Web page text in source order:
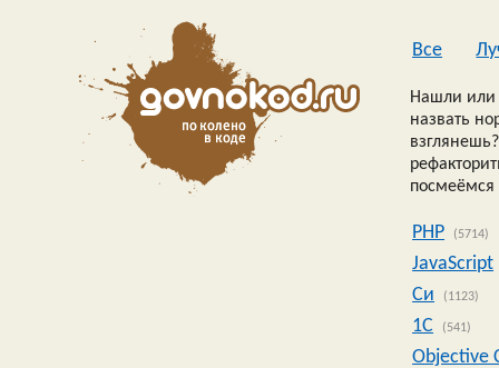
Все
Нашли или
назвать
посмеёмся
PHP (5714)
JavaScript
Си
(1123)
1C (541)
Objective